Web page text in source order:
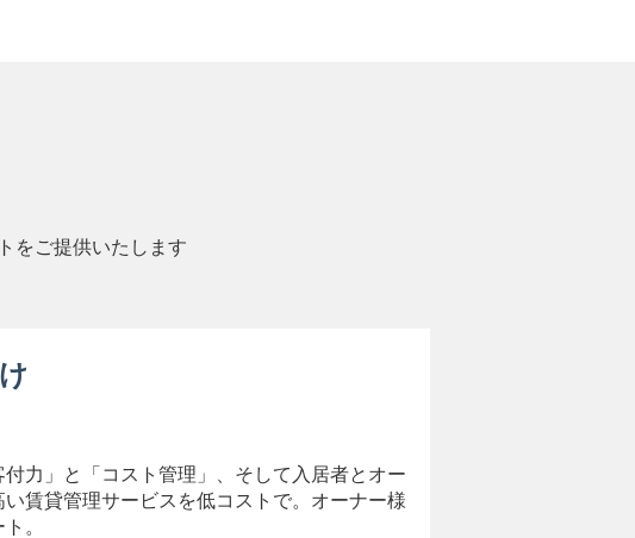
をご提供いたします
付力」と「コスト管理」、そして入居者とオー
賃貸管理サービスを低コストで。オーナー様
。